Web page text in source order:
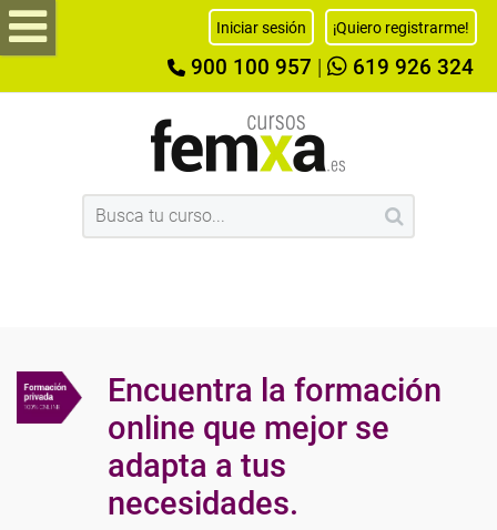
Iniciar sesión ¡Quiero registrarme!
900 100 957 619 926 324
Encuentra la formación
online que mejor se
adapta a tus
necesidades.